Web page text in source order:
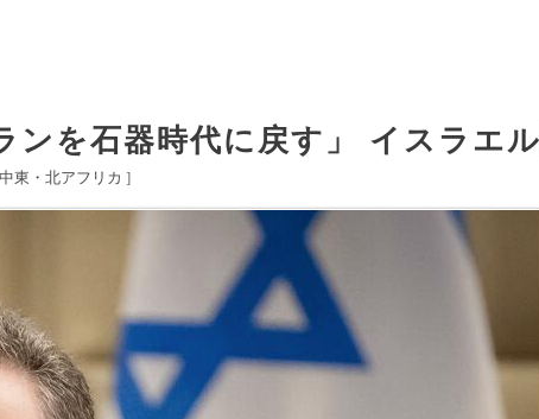
ンを石器時代に戻す」 イスラエ
中東・北アフリカ ]